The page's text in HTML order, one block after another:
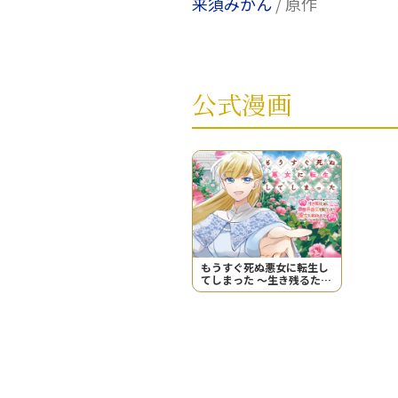
公式漫画
もうすぐ死ぬ悪女に転生し
てしまった ～生き残るため
に清楚系美女を演じていた